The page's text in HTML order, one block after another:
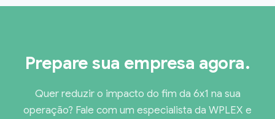
Prepare sua empresa agora.
Quer reduzir o impacto do fim da 6x1 na sua
operação? Fale com um especialista da WPLEX e